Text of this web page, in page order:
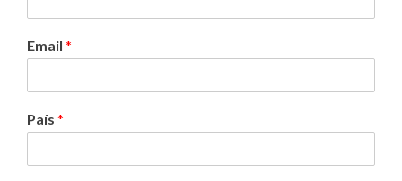
Email *
País *